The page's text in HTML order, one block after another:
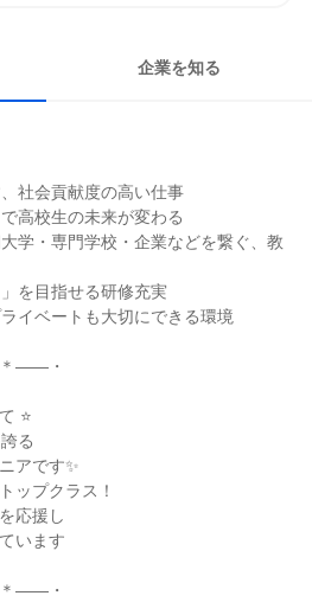
企業を知る
社会貢献度の高い仕事
高校生の未来が変わる
学・専門学校・企業などを繋ぐ、教
を目指せる研修充実
イベートも大切にできる環境
――・
⭐
る
アです✨
ップクラス！
応援し
います
――・